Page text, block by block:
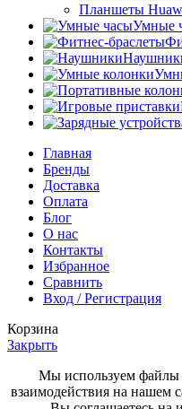
Планшеты
Умные
Главная
Бренды
Доставка
Оплата
Блог
О нас
Контакты
Избранное
Сравнить
Вход / Регистрация
Корзина
Закрыть
Мы используем файлы
взаимодействия на нашем